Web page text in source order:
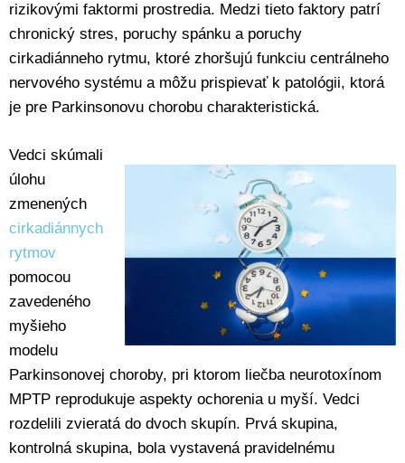
rizikovými faktormi prostredia. Medzi tieto faktory patrí
chronický stres, poruchy spánku a poruchy
cirkadiánneho rytmu, ktoré zhoršujú funkciu centrálneho
nervového systému a môžu prispievať k patológii, ktorá
je pre Parkinsonovu chorobu charakteristická.
Vedci skúmali
úlohu
zmenených
cirkadiánnych
rytmov
pomocou
zavedeného
myšieho
modelu
Parkinsonovej choroby, pri ktorom liečba neurotoxínom
MPTP reprodukuje aspekty ochorenia u myší. Vedci
rozdelili zvieratá do dvoch skupín. Prvá skupina,
kontrolná skupina, bola vystavená pravidelnému